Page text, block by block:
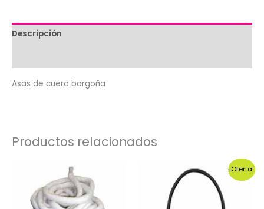
Descripción
Asas de cuero borgoña
Productos relacionados
¡Oferta!